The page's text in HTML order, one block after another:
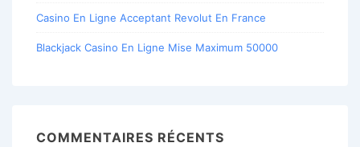
Casino En Ligne Acceptant Revolut En France
Blackjack Casino En Ligne Mise Maximum 50000
COMMENTAIRES RÉCENTS